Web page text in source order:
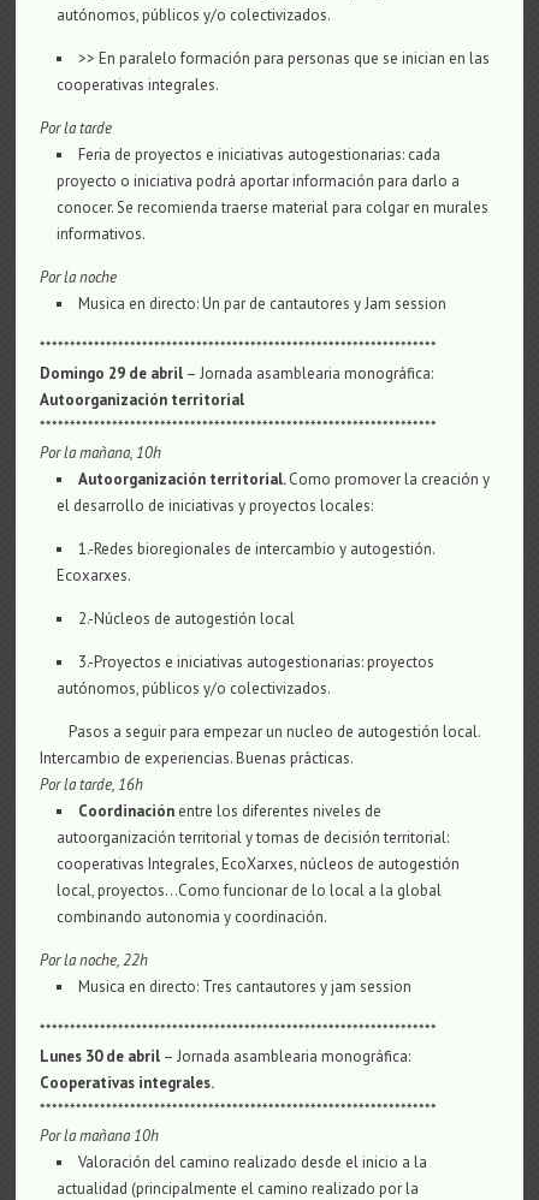
autónomos, públicos y/o colectivizados.
>> En paralelo formación para personas que se inician en las
cooperativas integrales.
Por la tarde
Feria de proyectos e iniciativas autogestionarias: cada
proyecto o iniciativa podrá aportar información para darlo a
conocer. Se recomienda traerse material para colgar en murales
informativos.
Por la noche
Musica en directo: Un par de cantautores y Jam session
******************************************************************
Domingo 29 de abril – Jornada asamblearia monográfica:
Autoorganización territorial
******************************************************************
Por la mañana, 10h
Autoorganización territorial.Como promover la creación y
el desarrollo de iniciativas y proyectos locales:
1.-Redes bioregionales de intercambio y autogestión.
Ecoxarxes.
2.-Núcleos de autogestión local
3.-Proyectos e iniciativas autogestionarias: proyectos
autónomos, públicos y/o colectivizados.
Pasos a seguir para empezar un nucleo de autogestión local.
Intercambio de experiencias. Buenas prácticas.
Por la tarde, 16h
Coordinación entre los diferentes niveles de
autoorganización territorial y tomas de decisión territorial:
cooperativas Integrales, EcoXarxes, núcleos de autogestión
local, proyectos…Como funcionar de lo local a la global
combinando autonomia y coordinación.
Por la noche, 22h
Musica en directo: Tres cantautores y jam session
******************************************************************
Lunes 30 de abril – Jornada asamblearia monográfica:
Cooperativas integrales.
******************************************************************
Por la mañana 10h
Valoración del camino realizado desde el inicio a la
actualidad (principalmente el camino realizado por la